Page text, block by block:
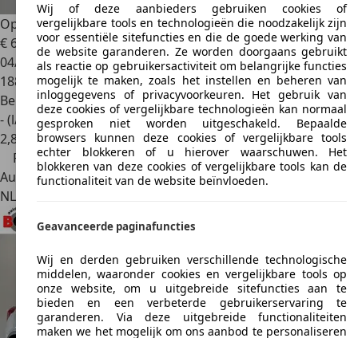
Opel Mokka1.4 T Cosmo camera, trekhaak, cruise, airco
€ 6.450€ 6.999,-
04/2014
188.087 km
Benzine
- (l/100 km)
2,8
Prijsdaling
Autobedrijf
NL 7892 AB
Wij of deze aanbieders gebruiken cookies of
vergelijkbare tools en technologieën die noodzakelijk zijn
voor essentiële sitefuncties en die de goede werking van
de website garanderen. Ze worden doorgaans gebruikt
als reactie op gebruikersactiviteit om belangrijke functies
mogelijk te maken, zoals het instellen en beheren van
inloggegevens of privacyvoorkeuren. Het gebruik van
deze cookies of vergelijkbare technologieën kan normaal
gesproken niet worden uitgeschakeld. Bepaalde
browsers kunnen deze cookies of vergelijkbare tools
echter blokkeren of u hierover waarschuwen. Het
blokkeren van deze cookies of vergelijkbare tools kan de
functionaliteit van de website beïnvloeden.
Geavanceerde paginafuncties
Wij en derden gebruiken verschillende technologische
middelen, waaronder cookies en vergelijkbare tools op
onze website, om u uitgebreide sitefuncties aan te
bieden en een verbeterde gebruikerservaring te
garanderen. Via deze uitgebreide functionaliteiten
maken we het mogelijk om ons aanbod te personaliseren